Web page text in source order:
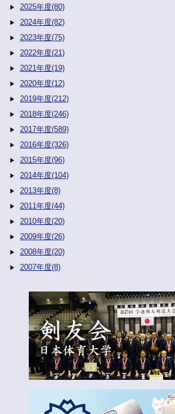
2025年度(80)
2024年度(82)
2023年度(75)
2022年度(21)
2021年度(19)
2020年度(12)
2019年度(212)
2018年度(246)
2017年度(589)
2016年度(326)
2015年度(96)
2014年度(104)
2013年度(8)
2011年度(44)
2010年度(20)
2009年度(26)
2008年度(20)
2007年度(8)